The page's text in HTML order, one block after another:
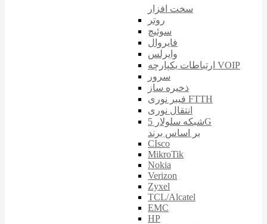
سخت افزار
روتر
سوئیچ
فایروال
وایرلس
ارتباطات یکپارچه VOIP
سرور
ذخیره ساز
فیبر نوری FTTH
انتقال نوری
شبکه سلولار 5G
بر اساس برند
CIsco
MikroTik
Nokia
Verizon
Zyxel
TCL/Alcatel
EMC
HP